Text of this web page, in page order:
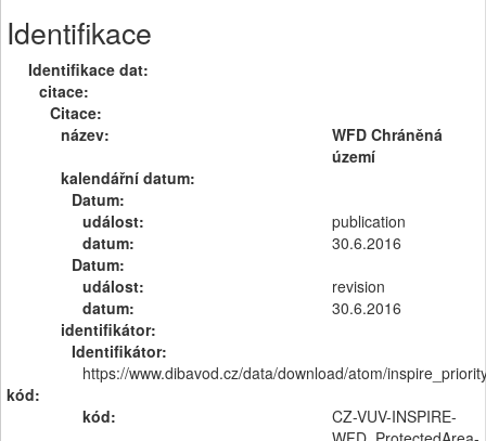
Identifikace
Identifikace dat:
citace:
Citace:
název:
WFD Chráněná
území
kalendářní datum:
Datum:
událost:
publication
datum:
30.6.2016
Datum:
událost:
revision
datum:
30.6.2016
identifikátor:
Identifikátor:
kód:
https://www.dibavod.cz/data/download/atom/
kód:
CZ-VUV-INSPIRE-